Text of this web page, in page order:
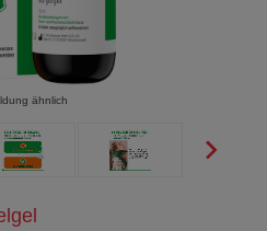
ähnlich